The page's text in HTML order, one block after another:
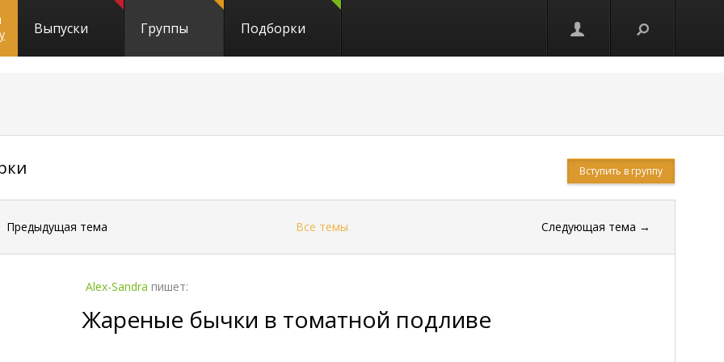
Выпуски Группы Подборки
Вступить в группу
Предыдущая тема Все темы Следующая тема →
Alex-Sandra пишет:
Жареные бычки в томатной подливе